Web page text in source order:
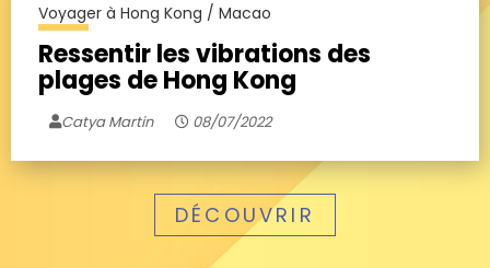
Voyager à Hong Kong / Macao
Ressentir les vibrations des
plages de Hong Kong
Catya Martin 08/07/2022
DÉCOUVRIR